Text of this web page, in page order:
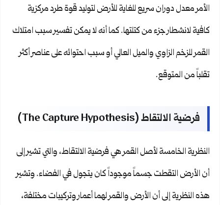
الأمر معدل دوران سريع للغاية للأرض لتوليد قوة طرد مركزية
كافية لانشطار جزء من كتلتها. كما أنه لا يمكن تفسير سبب امتلاك
القمر للزخم الزاوي والميل العالي أو سبب احتوائه على عناصر أكثر
تقلباً من المتوقع.
فرضية الالتقاط (The Capture Hypothesis)
النظرية الخامسة لأصل القمر هي فرضية الالتقاط، والتي تشير إلى
أن الأرض التقطت جسماً موجوداً كان يتجول في الفضاء. وتشير
هذه النظرية إلى أن الأرض والقمر لهما أعمار وتركيبات مختلفة،